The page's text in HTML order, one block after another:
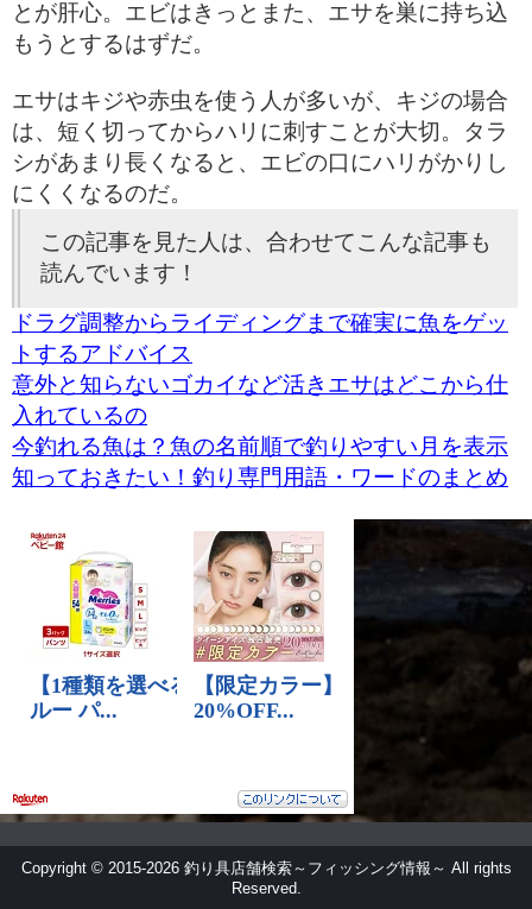
とが肝心。エビはきっとまた、エサを巣に持ち込
もうとするはずだ。
エサはキジや赤虫を使う人が多いが、キジの場合
は、短く切ってからハリに刺すことが大切。タラ
シがあまり長くなると、エビの口にハリがかりし
にくくなるのだ。
この記事を見た人は、合わせてこんな記事も
読んでいます！
ドラグ調整からライディングまで確実に魚をゲッ
トするアドバイス
意外と知らないゴカイなど活きエサはどこから仕
入れているの
今釣れる魚は？魚の名前順で釣りやすい月を表示
知っておきたい！釣り専門用語・ワードのまとめ
Copyright © 2015-2026 釣り具店舗検索～フィッシング情報～ All rights
Reserved.